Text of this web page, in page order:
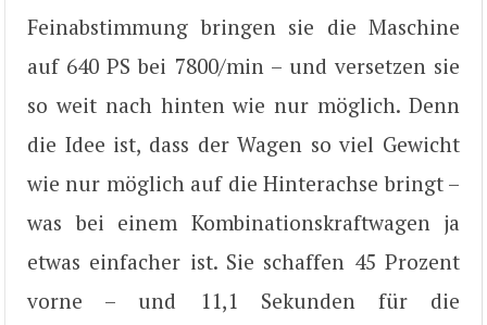
Feinabstimmung bringen sie die Maschine
auf 640 PS bei 7800/min – und versetzen sie
so weit nach hinten wie nur möglich. Denn
die Idee ist, dass der Wagen so viel Gewicht
wie nur möglich auf die Hinterachse bringt –
was bei einem Kombinationskraftwagen ja
etwas einfacher ist. Sie schaffen 45 Prozent
vorne – und 11,1 Sekunden für die